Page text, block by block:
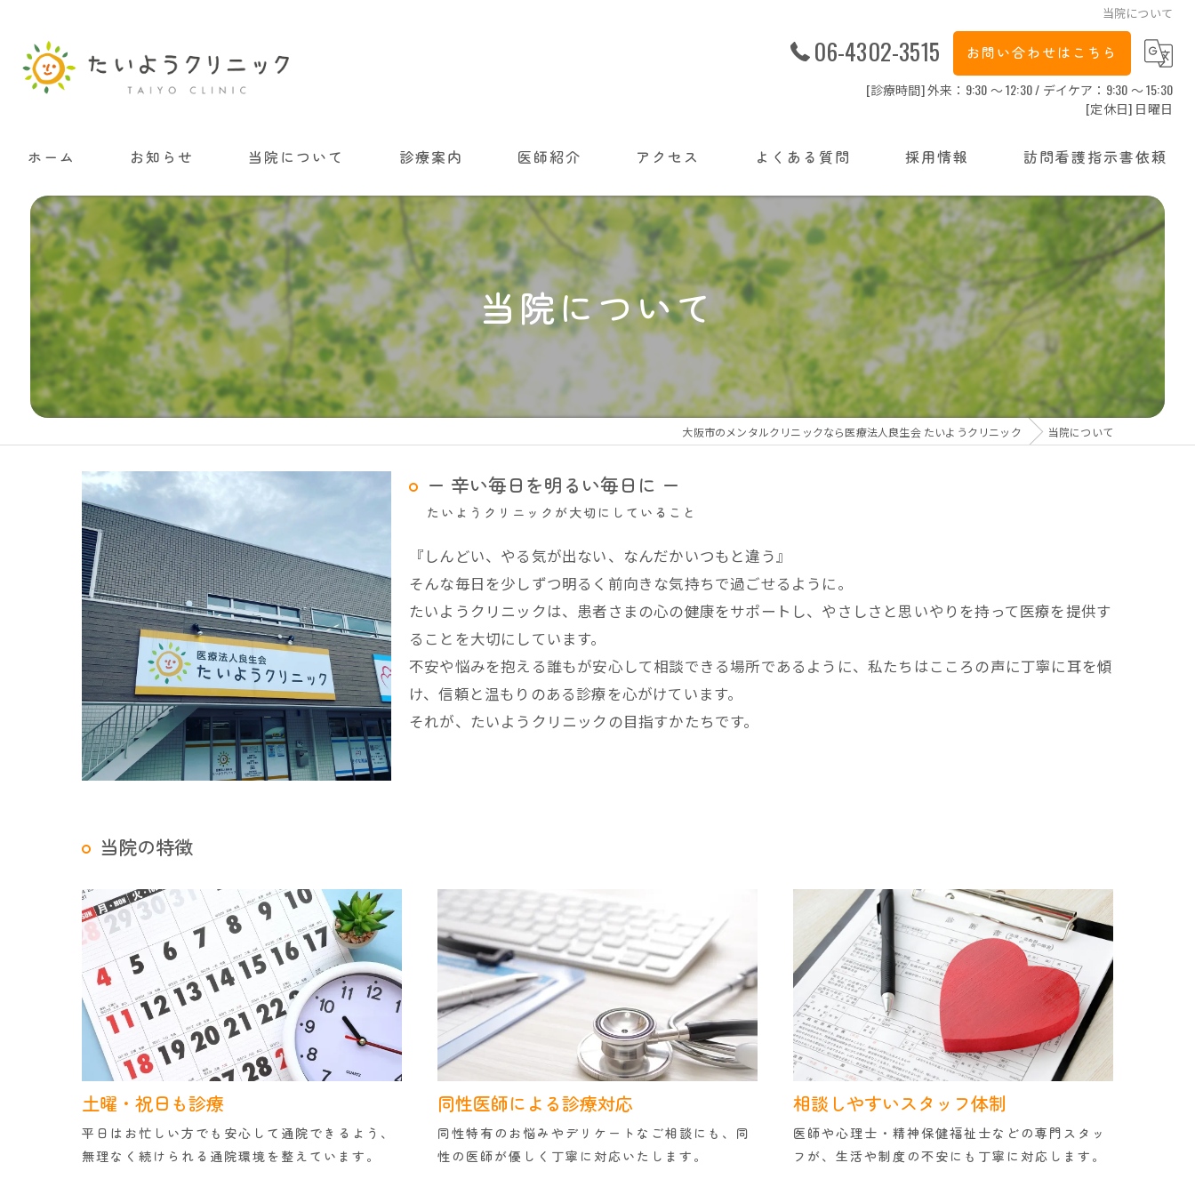
当院について
06-4302-3515
お問い合わせはこちら
[診療時間] 外来：9:30 ～ 12:30 / デイケア：9:30 ～ 15:30
[定休日] 日曜日
ホーム お知らせ 当院について
院内掲示について
当院の施設基準・加算について
診療案内
初診の方へ
医師紹介 アクセス よくある質問 採用情報
看護師
精神保健福祉士
介護職員
訪問看護指示書依頼
当院について
大阪市のメンタルクリニックなら医療法人良生会 たいようクリニック 当院について
ー 辛い毎日を明るい毎日に ー
たいようクリニックが大切にしていること
『しんどい、やる気が出ない、なんだかいつもと違う』
そんな毎日を少しずつ明るく前向きな気持ちで過ごせるように。
たいようクリニックは、患者さまの心の健康をサポートし、やさしさと思いやりを持って医療を提供す
ることを大切にしています。
不安や悩みを抱える誰もが安心して相談できる場所であるように、私たちはこころの声に丁寧に耳を傾
け、信頼と温もりのある診療を心がけています。
それが、たいようクリニックの目指すかたちです。
当院の特徴
土曜・祝日も診療
平日はお忙しい方でも安心して通院できるよう、
無理なく続けられる通院環境を整えています。
同性医師による診療対応
同性特有のお悩みやデリケートなご相談にも、同
性の医師が優しく丁寧に対応いたします。
相談しやすいスタッフ体制
医師や心理士・精神保健福祉士などの専門スタッ
フが、生活や制度の不安にも丁寧に対応します。